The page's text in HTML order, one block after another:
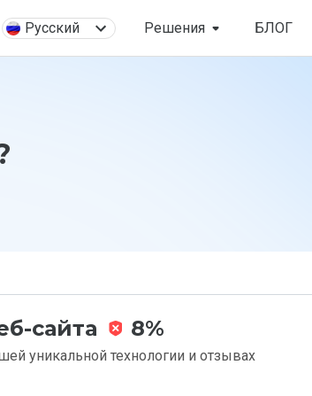
Русский Решения БЛОГ
сайта 8%
уникальной технологии и отзывах